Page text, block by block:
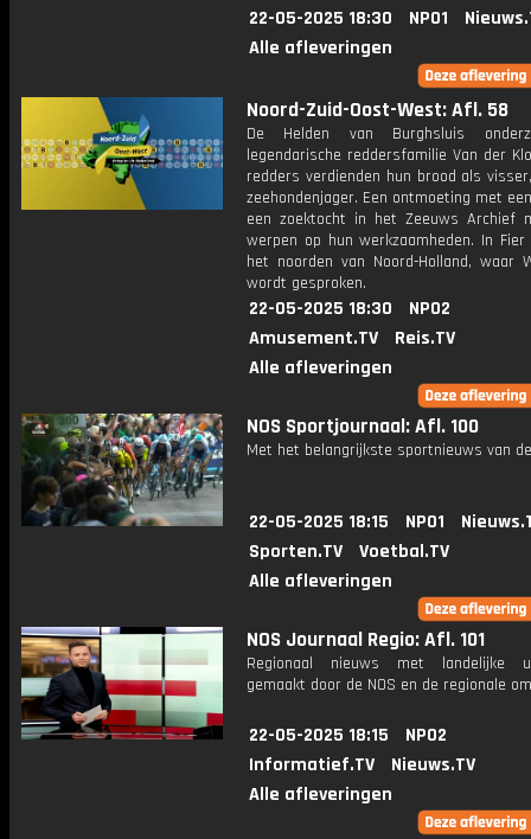
22-05-2025 18:30 NPO1
Alle afleveringen
Noord-Zuid-Oost-West: Afl. 58
De Helden van Burghsluis
legendarische reddersfamilie Van der
redders verdienden hun brood als
zeehondenjager. Een ontmoeting met
een zoektocht in het Zeeuws Archief
werpen op hun werkzaamheden. In
het noorden van Noord-Holland, waar
wordt gesproken.
22-05-2025 18:30
NPO2
Amusement.TV
Reis.TV
Alle afleveringen
NOS Sportjournaal: Afl. 100
Met het belangrijkste sportnieuws van
22-05-2025 18:15 NPO1
Sporten.TV
Voetbal.TV
Alle afleveringen
NOS Journaal Regio: Afl. 101
Regionaal nieuws met landelijke
gemaakt door de NOS en de regionale
22-05-2025 18:15
NPO2
Informatief.TV
Nieuws.TV
Alle afleveringen